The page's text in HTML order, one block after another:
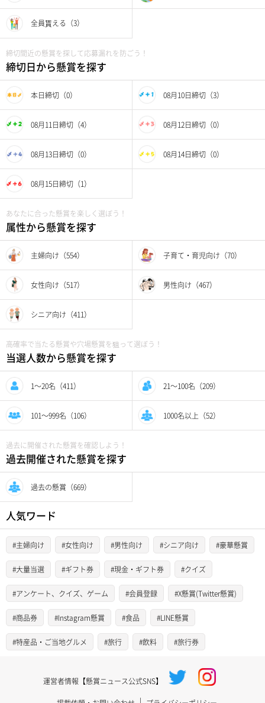
全員貰える（3）
締切間近の懸賞を探して応募漏れを防ごう！
締切日から懸賞を探す
本日締切（0） 08月10日締切（3）
08月11日締切（4） 08月12日締切（0）
08月13日締切（0） 08月14日締切（0）
08月15日締切（1）
あなたに合った懸賞を楽しく選ぼう！
属性から懸賞を探す
主婦向け（554） 子育て・育児向け（70）
女性向け（517） 男性向け（467）
シニア向け（411）
高確率で当たる懸賞や穴場懸賞を狙って選ぼう！
当選人数から懸賞を探す
1〜20名（411） 21〜100名（209）
101〜999名（106） 1000名以上（52）
過去に開催された懸賞を確認しよう！
過去開催された懸賞を探す
過去の懸賞（669）
人気ワード
#主婦向け #女性向け #男性向け #シニア向け #豪華懸賞
#大量当選 #ギフト券 #現金・ギフト券 #クイズ
#アンケート、クイズ、ゲーム #会員登録 #X懸賞(Twitter懸賞)
#商品券 #Instagram懸賞 #食品 #LINE懸賞
#特産品・ご当地グルメ #旅行 #飲料 #旅行券
運営者情報【懸賞ニュース公式SNS】